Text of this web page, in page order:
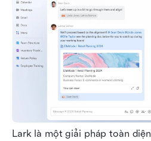
Lark là một giải pháp toàn